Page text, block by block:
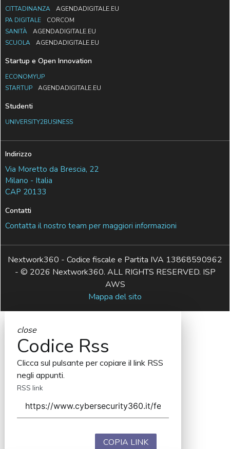
CITTADINANZA
AGENDADIGITALE.EU
PA DIGITALE
CORCOM
SANITÀ
AGENDADIGITALE.EU
SCUOLA
AGENDADIGITALE.EU
Startup e Open Innovation
ECONOMYUP
STARTUP
AGENDADIGITALE.EU
Studenti
UNIVERSITY2BUSINESS
Indirizzo
Via Moretto da Brescia, 22
Milano - Italia
CAP 20133
Contatti
Contatta il nostro team per maggiori informazioni
Nextwork360 - Codice fiscale e Partita IVA 13868590962
- © 2026 Nextwork360. ALL RIGHTS RESERVED. ISP
AWS
Mappa del sito
close
Codice Rss
Clicca sul pulsante per copiare il link RSS
negli appunti.
RSS link
COPIA LINK